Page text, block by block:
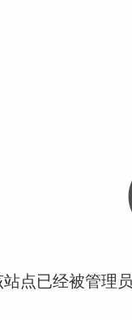
点已经被管理